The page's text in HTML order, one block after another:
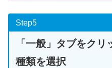
Step5
「一般」タブをクリ
種類を選択